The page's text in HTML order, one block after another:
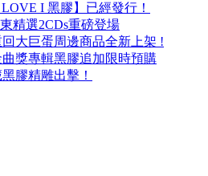
I 黑膠】已經發行！
精選2CDs重磅登場
大巨蛋周邊商品全新上架 !
獎專輯黑膠追加限時預購
膠精雕出擊！